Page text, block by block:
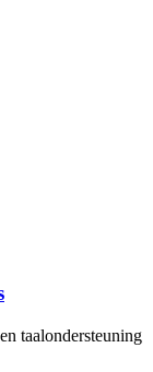
taalondersteuning